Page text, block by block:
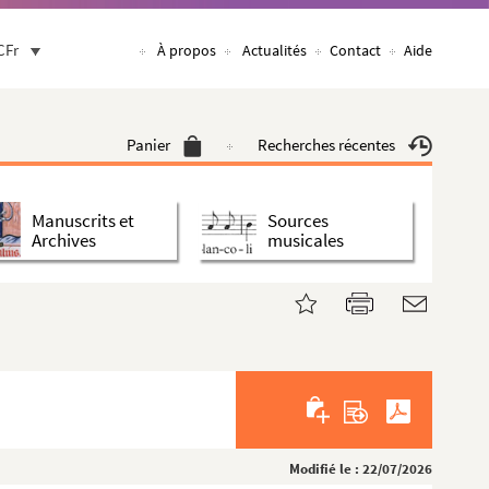
À propos Actualités Contact Aide
Panier Recherches récentes
Manuscrits et
Archives
Sources
musicales
Modifié le : 22/07/2026